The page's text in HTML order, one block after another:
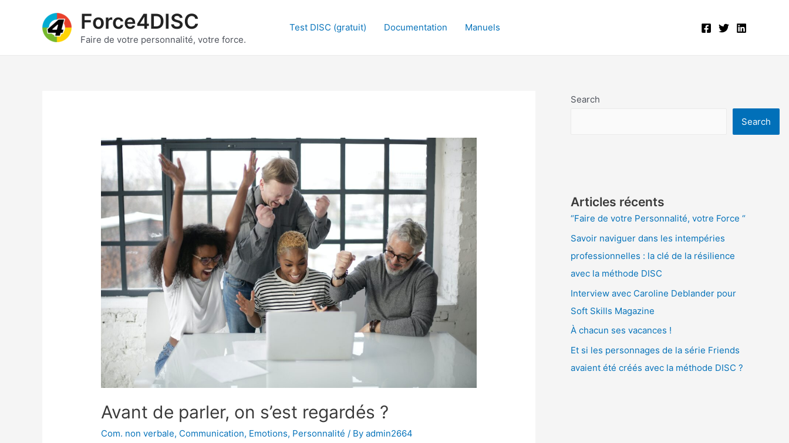
Force4DISC
Faire de votre personnalité, votre force.
Test DISC (gratuit) Documentation Manuels
Avant de parler, on s’est regardés ?
Com. non verbale, Communication, Emotions, Personnalité / Byadmin2664
Search
Search
Articles récents
“Faire de votre Personnalité, votre Force “
Savoir naviguer dans les intempéries
professionnelles : la clé de la résilience
avec la méthode DISC
Interview avec Caroline Deblander pour
Soft Skills Magazine
À chacun ses vacances !
Et si les personnages de la série Friends
avaient été créés avec la méthode DISC ?